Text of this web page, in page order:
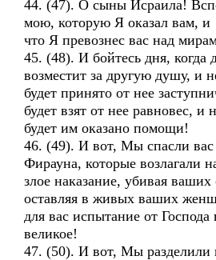
44. (47). О сыны Исраила!
мою, которую Я оказал вам, и
что Я превознес вас над
45. (48). И бойтесь дня, когда
возместит за другую душу, и
будет принято от нее
будет взят от нее равновес, и
будет им оказано помощи!
46. (49). И вот, Мы спасли вас
Фирауна, которые возлагали
злое наказание, убивая
оставляя в живых ваших
для вас испытание от Господа
великое!
47. (50). И вот, Мы разделили